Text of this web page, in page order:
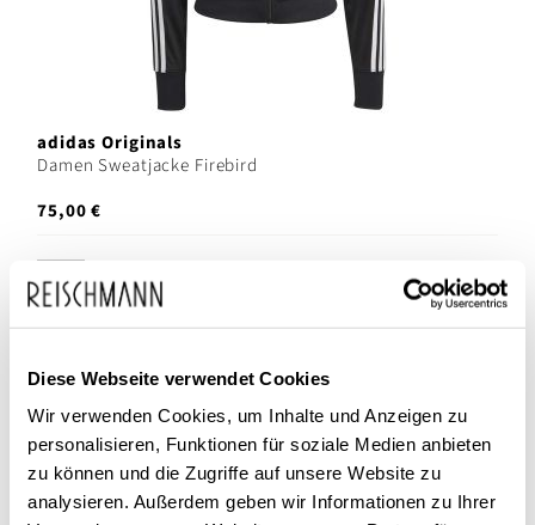
Diese Webseite verwendet Cookies
Wir verwenden Cookies, um Inhalte und Anzeigen zu
personalisieren, Funktionen für soziale Medien anbieten
zu können und die Zugriffe auf unsere Website zu
analysieren. Außerdem geben wir Informationen zu Ihrer
adidas Originals
Damen Sweatjacke Firebird
75,00 €